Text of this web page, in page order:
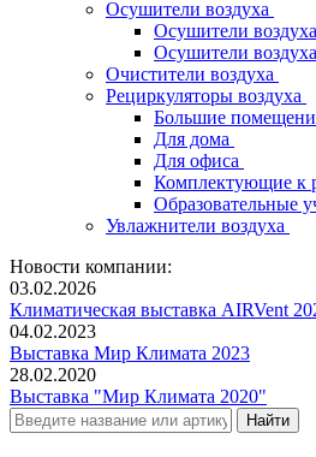
Осушители воздуха
Осушители
Осушители
Очистители воздуха
Рециркуляторы воздуха
Большие
Для дома
Для офиса
Комплектующие к
Образовательные
Увлажнители воздуха
Новости компании:
03.02.2026
Климатическая выставка AIRVent
04.02.2023
Выставка Мир Климата 2023
28.02.2020
Выставка "Мир Климата 2020"